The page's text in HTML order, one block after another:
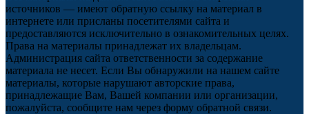
источников — имеют обратную ссылку на материал в
интернете или присланы посетителями сайта и
предоставляются исключительно в ознакомительных целях.
Права на материалы принадлежат их владельцам.
Администрация сайта ответственности за содержание
материала не несет. Если Вы обнаружили на нашем сайте
материалы, которые нарушают авторские права,
принадлежащие Вам, Вашей компании или организации,
пожалуйста, сообщите нам через форму обратной связи.